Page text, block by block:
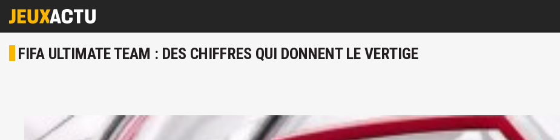
FIFA ULTIMATE TEAM : DES CHIFFRES QUI DONNENT LE VERTIGE